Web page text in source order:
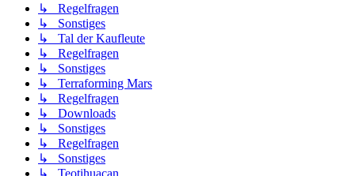
↳ Regelfragen
↳ Sonstiges
↳ Tal der Kaufleute
↳ Regelfragen
↳ Sonstiges
↳ Terraforming Mars
↳ Regelfragen
↳ Downloads
↳ Sonstiges
↳ Regelfragen
↳ Sonstiges